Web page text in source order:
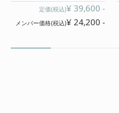
定価(税込)¥ 39,600 -
メンバー価格(税込)¥ 24,200 -